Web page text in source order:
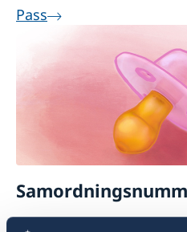
Pass
För att en